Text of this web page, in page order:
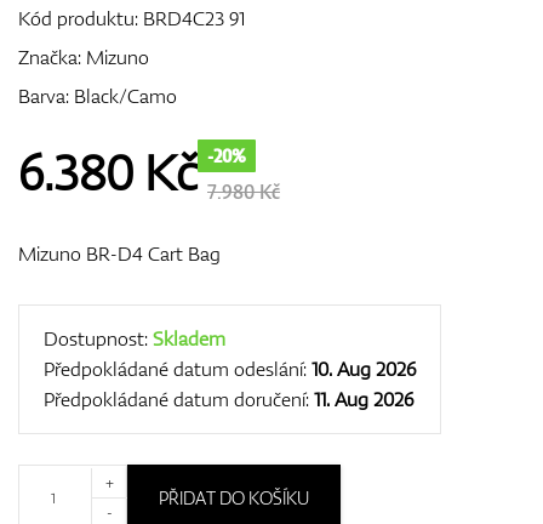
Dárkové poukazy
Kód produktu: BRD4C23 91
Značka: Mizuno
Barva: Black/Camo
6.380 Kč -20%
7.980 Kč
Mizuno BR-D4 Cart Bag
Dostupnost:Skladem
Předpokládané datum odeslání:10. Aug 2026
Předpokládané datum doručení:11. Aug 2026
+
-
PŘIDAT DO KOŠÍKU